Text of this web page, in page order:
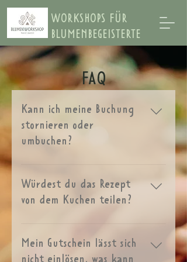
WORKSHOPS FÜR
BLUMENBEGEISTERTE
FAQ
Kann ich meine Buchung
stornieren oder
umbuchen?
üblich, ist das nicht möglich. Die
Tickets sind aber nicht
gebuchten Termin kannst, findest
du bestimmt jemanden im Familien-
Würdest du das Rezept
von dem Kuchen teilen?
Aber klar doch! Zitronenkuchen
200 g weiche Butter, 180 g feinster
Zucker, 80 g Zitronenmarmelade,
Mein Gutschein lässt sich